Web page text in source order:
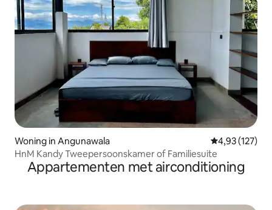
Woning in Angunawala Gemiddelde
4,93 (127)
HnM Kandy Tweepersoonskamer of Familiesuite
Appartementen met airconditioning